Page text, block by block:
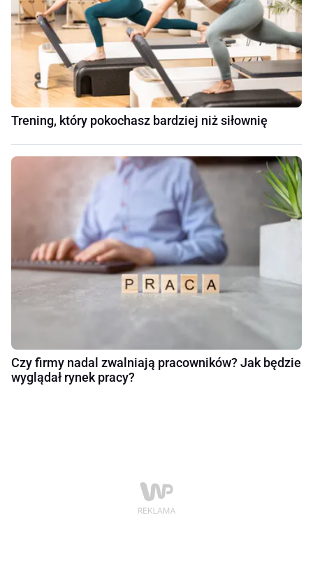
Trening, który pokochasz bardziej niż siłownię
Czy firmy nadal zwalniają pracowników? Jak będzie
wyglądał rynek pracy?